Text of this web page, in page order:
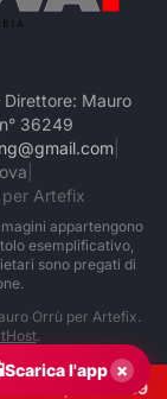
Mauro
36249
Artefix
appartengono
esemplificativo,
sono pregati di
Orrù per Artefix.
.
2026 21:09
Scarica l'app ×